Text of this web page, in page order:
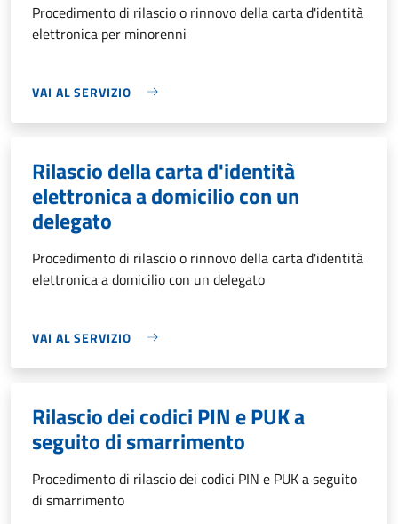
Procedimento di rilascio o rinnovo della carta d'identità
elettronica per minorenni
VAI AL SERVIZIO
Rilascio della carta d'identità
elettronica a domicilio con un
delegato
Procedimento di rilascio o rinnovo della carta d'identità
elettronica a domicilio con un delegato
VAI AL SERVIZIO
Rilascio dei codici PIN e PUK a
seguito di smarrimento
Procedimento di rilascio dei codici PIN e PUK a seguito
di smarrimento